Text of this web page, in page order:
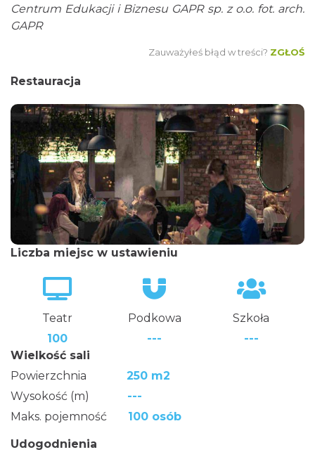
Centrum Edukacji i Biznesu GAPR sp. z o.o. fot. arch.
GAPR
Zauważyłeś błąd w treści? ZGŁOŚ
Restauracja
Liczba miejsc w ustawieniu
Teatr Podkowa
Szkoła
100
---
---
Wielkość sali
Powierzchnia
250 m2
Wysokość (m)
---
Maks. pojemność
100 osób
Udogodnienia